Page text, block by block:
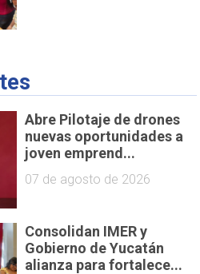
Abre Pilotaje de drones
nuevas oportunidades a
joven emprend...
07 de agosto de 2026
Consolidan IMER y
Gobierno de Yucatán
alianza para fortalece...